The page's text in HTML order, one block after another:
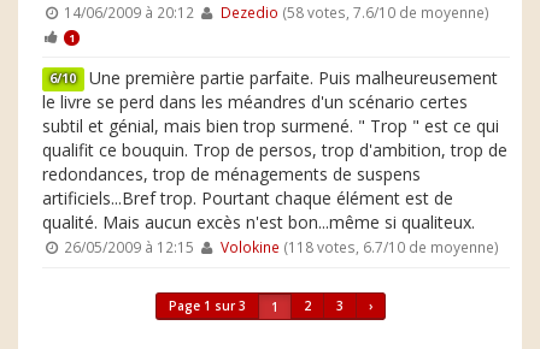
14/06/2009 à 20:12 Dezedio (58 votes, 7.6/10 de moyenne)
1
6/10 Une première partie parfaite. Puis malheureusement
le livre se perd dans les méandres d'un scénario certes
subtil et génial, mais bien trop surmené. " Trop " est ce qui
qualifit ce bouquin. Trop de persos, trop d'ambition, trop de
redondances, trop de ménagements de suspens
artificiels...Bref trop. Pourtant chaque élément est de
qualité. Mais aucun excès n'est bon...même si qualiteux.
26/05/2009 à 12:15 Volokine (118 votes, 6.7/10 de moyenne)
Page 1 sur 3 1 2 3 ›